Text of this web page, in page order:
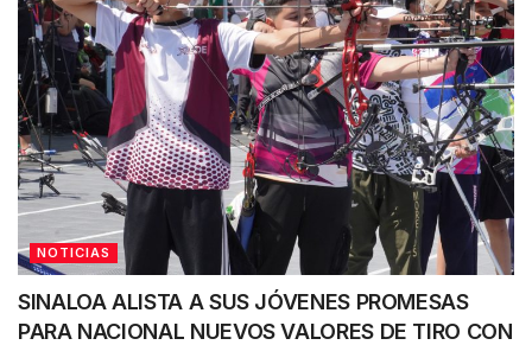
NOTICIAS
SINALOA ALISTA A SUS JÓVENES PROMESAS
PARA NACIONAL NUEVOS VALORES DE TIRO CON